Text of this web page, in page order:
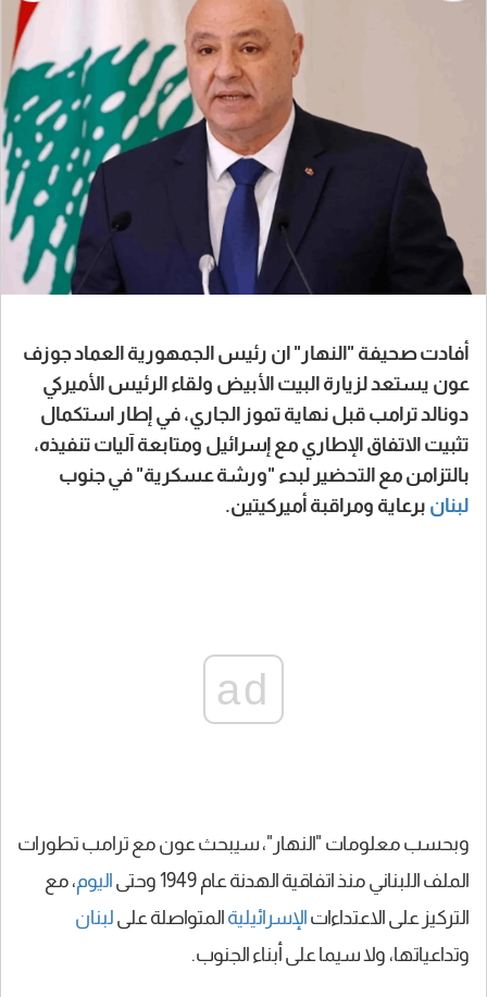
أفادت صحيفة "النهار" ان رئيس الجمهورية العماد جوزف
عون يستعد لزيارة البيت الأبيض ولقاء الرئيس الأميركي
دونالد ترامب قبل نهاية تموز الجاري، في إطار استكمال
تثبيت الاتفاق الإطاري مع إسرائيل ومتابعة آليات تنفيذه،
بالتزامن مع التحضير لبدء "ورشة عسكرية" في جنوب
لبنان برعاية ومراقبة أميركيتين.
ad
وبحسب معلومات "النهار"، سيبحث عون مع ترامب تطورات
الملف اللبناني منذ اتفاقية الهدنة عام 1949 وحتى
اليوم، مع
التركيز على الاعتداءات الإسرائيلية المتواصلة على لبنان
وتداعياتها، ولا سيما على أبناء الجنوب.